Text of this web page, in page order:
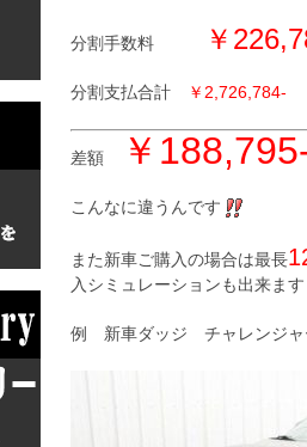
分割手数料 ￥
分割支払合計 ￥2,726,784-
差額 ￥
こんなに違うんです
また新車ご購入の場合は最長
入シミュレーションも出来ます
例 新車ダッジ チャレンジャ